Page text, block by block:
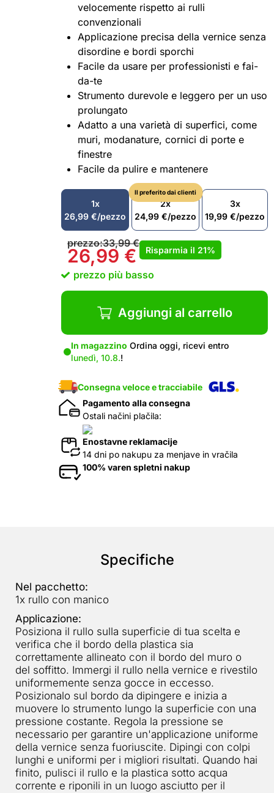
velocemente rispetto ai rulli
convenzionali
Applicazione precisa della vernice senza
disordine e bordi sporchi
Facile da usare per professionisti e fai-
da-te
Strumento durevole e leggero per un uso
prolungato
Adatto a una varietà di superfici, come
muri, modanature, cornici di porte e
finestre
Facile da pulire e mantenere
1x
26,99 €/pezzo
Il preferito dai clienti
2x
24,99 €/pezzo
3x
19,99 €/pezzo
prezzo:33,99€
26,99 € Risparmia il 21%
prezzo più basso
Aggiungi al carrello
In magazzino Ordina oggi, ricevi entro
lunedì, 10.8.!
Consegna veloce e tracciabile
Pagamento alla consegna
Ostali načini plačila:
Enostavne reklamacije
14 dni po nakupu za menjave in vračila
100% varen spletni nakup
Specifiche
Nel pacchetto:
1x rullo con manico
Applicazione:
Posiziona il rullo sulla superficie di tua scelta e
verifica che il bordo della plastica sia
correttamente allineato con il bordo del muro o
del soffitto. Immergi il rullo nella vernice e rivestilo
uniformemente senza gocce in eccesso.
Posizionalo sul bordo da dipingere e inizia a
muovere lo strumento lungo la superficie con una
pressione costante. Regola la pressione se
necessario per garantire un'applicazione uniforme
della vernice senza fuoriuscite. Dipingi con colpi
lunghi e uniformi per i migliori risultati. Quando hai
finito, pulisci il rullo e la plastica sotto acqua
corrente e riponili in un luogo asciutto per il